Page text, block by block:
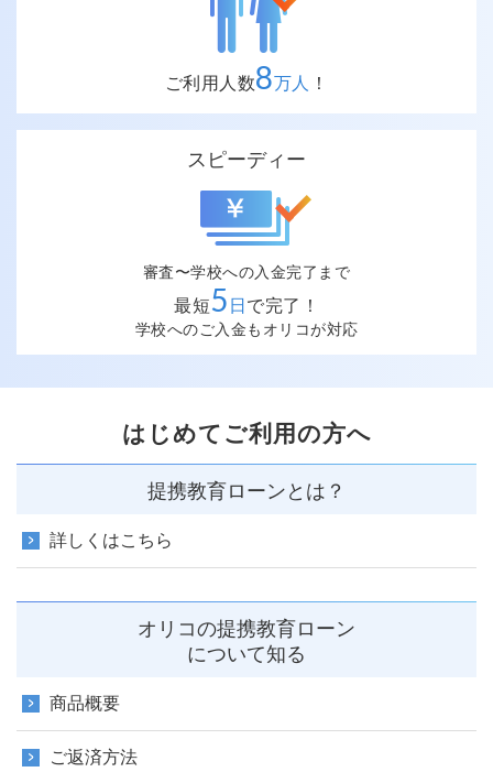
ご利用人数8万人 ！
スピーディー
審査〜学校への入金完了まで
最短5 日で完了！
学校へのご入金もオリコが対応
はじめてご利用の方へ
提携教育ローンとは？
詳しくはこちら
オリコの提携教育ローン
について知る
商品概要
ご返済方法